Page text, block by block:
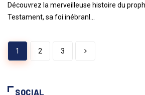
Découvrez la merveilleuse histoire du
Testament, sa foi inébranl...
1 2 3
SOCIAL